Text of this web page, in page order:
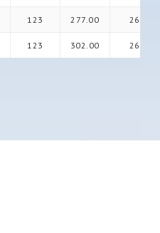
123 277.00 26
123 302.00 26